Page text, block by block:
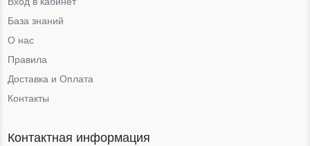
База знаний
О нас
Правила
Доставка и Оплата
Контакты
Контактная информация